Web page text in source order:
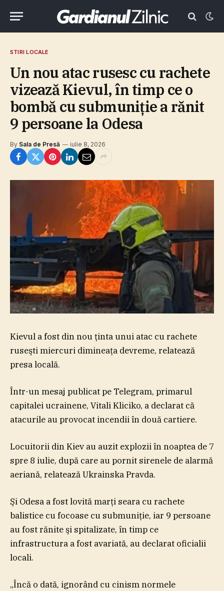
STIRI LOCALE
Un nou atac rusesc cu rachete
vizează Kievul, în timp ce o
bombă cu submuniţie a rănit
9 persoane la Odesa
By Sala de Presă iulie 8, 2026
Kievul a fost din nou ţinta unui atac cu rachete
ruseşti miercuri dimineaţa devreme, relatează
presa locală.
Într-un mesaj publicat pe Telegram, primarul
capitalei ucrainene, Vitali Kliciko, a declarat că
atacurile au provocat incendii în două cartiere.
Locuitorii din Kiev au auzit explozii în noaptea de 7
spre 8 iulie, după care au pornit sirenele de alarmă
aeriană, relatează Ukrainska Pravda.
Şi Odesa a fost lovită marţi seara cu rachete
balistice cu focoase cu submuniţie, iar 9 persoane
au fost rănite şi spitalizate, în timp ce
infrastructura a fost avariată, au declarat oficialii
locali.
„Încă o dată, ignorând cu cinism normele